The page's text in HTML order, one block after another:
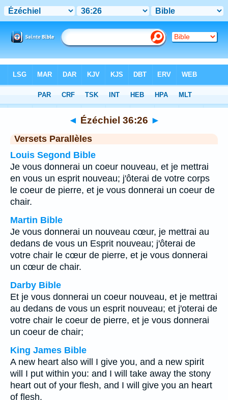
Chapitre 36> Verset 26
◄ Ézéchiel 36:26 ►
Versets Parallèles
Louis Segond Bible
Je vous donnerai un coeur nouveau, et je mettrai
en vous un esprit nouveau; j'ôterai de votre corps
le coeur de pierre, et je vous donnerai un coeur de
chair.
Martin Bible
Je vous donnerai un nouveau cœur, je mettrai au
dedans de vous un Esprit nouveau; j'ôterai de
votre chair le cœur de pierre, et je vous donnerai
un cœur de chair.
Darby Bible
Et je vous donnerai un coeur nouveau, et je mettrai
au dedans de vous un esprit nouveau; et j'oterai de
votre chair le coeur de pierre, et je vous donnerai
un coeur de chair;
King James Bible
A new heart also will I give you, and a new spirit
will I put within you: and I will take away the stony
heart out of your flesh, and I will give you an heart
of flesh.